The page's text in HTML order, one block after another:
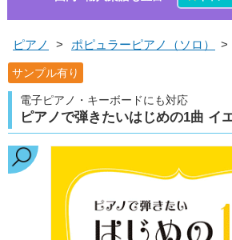
ピアノ > ポピュラーピアノ（ソロ） >
サンプル有り
電子ピアノ・キーボードにも対応
ピアノで弾きたいはじめの1曲 イ